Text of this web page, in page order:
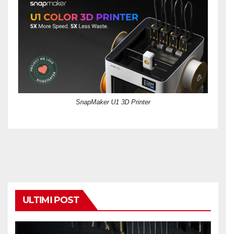
SnapMaker U1 3D Printer
ULTIMI POST